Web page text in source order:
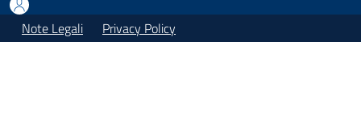
Note Legali Privacy Policy